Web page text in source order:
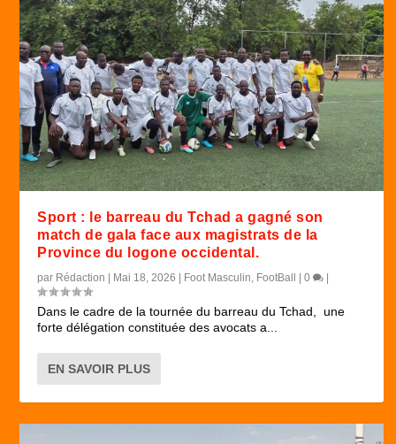
Sport : le barreau du Tchad a gagné son
match de gala face aux magistrats de la
Province du logone occidental.
par Rédaction Mai 18, 2026 Foot Masculin, FootBall |0
Dans le cadre de la tournée du barreau du Tchad, une
forte délégation constituée des avocats a...
EN SAVOIR PLUS